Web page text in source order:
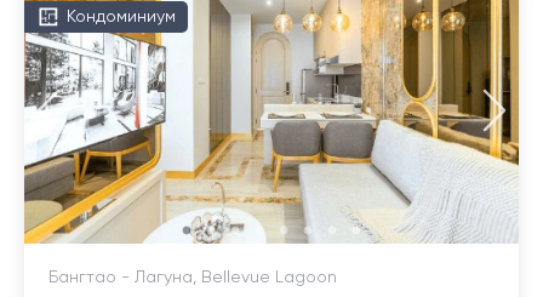
Кондоминиум
Бангтао - Лагуна, Bellevue Lagoon